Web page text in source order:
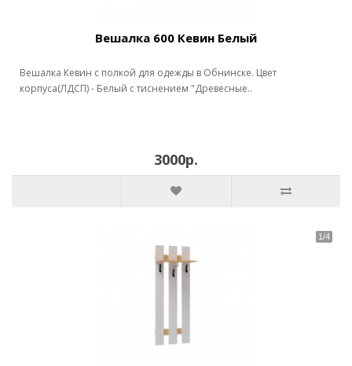
Вешалка 600 Кевин Белый
Вешалка Кевин с полкой для одежды в Обнинске. Цвет
корпуса(ЛДСП) - Белый с тиснением "Древесные..
3000р.